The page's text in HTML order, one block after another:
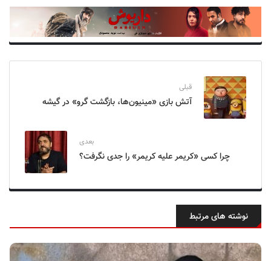
قبلی
آتش بازی «مینیون‌ها، بازگشت گرو» در گیشه
بعدی
چرا کسی «کریمر علیه کریمر» را جدی نگرفت؟
نوشته های مرتبط